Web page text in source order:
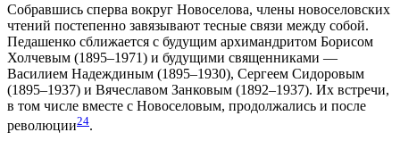
Собравшись сперва вокруг Новоселова, члены новоселовских
чтений постепенно завязывают тесные связи между собой.
Педашенко сближается с будущим архимандритом Борисом
Холчевым (1895–1971) и будущими священниками —
Василием Надеждиным (1895–1930), Сергеем Сидоровым
(1895–1937) и Вячеславом Занковым (1892–1937). Их встречи,
в том числе вместе с Новоселовым, продолжались и после
революции24.